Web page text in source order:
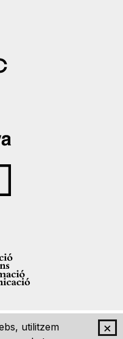
×
utilitzem
Avís legal